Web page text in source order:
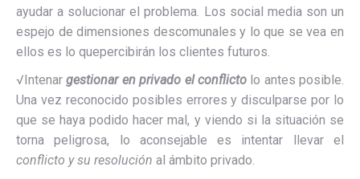
ayudar a solucionar el problema. Los social media son un
espejo de dimensiones descomunales y lo que se vea en
ellos es lo quepercibirán los clientes futuros.
√Intenargestionar en privado el conflictolo antes posible.
Una vez reconocido posibles errores y disculparse por lo
que se haya podido hacer mal, y viendo si la situación se
torna peligrosa, lo aconsejable es intentar llevar el
conflicto y su resolución al ámbito privado.